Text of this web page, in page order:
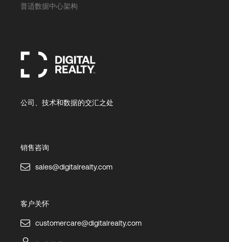
普适数据中心架构
公司、技术和数据的交汇之处
销售咨询
sales@digitalrealty.com
客户关怀
customercare@digitalrealty.com